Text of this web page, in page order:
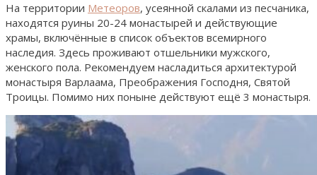
На территории Метеоров, усеянной скалами из песчаника,
находятся руины 20-24 монастырей и действующие
храмы, включённые в список объектов всемирного
наследия. Здесь проживают отшельники мужского,
женского пола. Рекомендуем насладиться архитектурой
монастыря Варлаама, Преображения Господня, Святой
Троицы. Помимо них поныне действуют ещё 3 монастыря.